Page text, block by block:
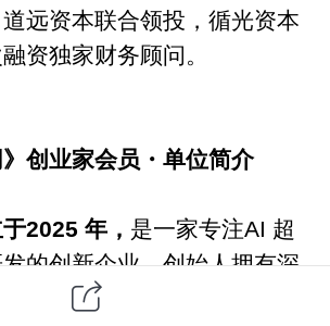
远资本联合领投，循光资本
资独家财务顾问。
》创业家会员・单位简介
2025 年， 是一家专注AI 超
的创新企业。创始人拥有深
工程背景与产业创业经验，团